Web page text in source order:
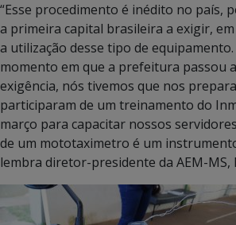
“Esse procedimento é inédito no país,
a primeira capital brasileira a exigir,
a utilização desse tipo de
momento em que a prefeitura passou
exigência, nós tivemos que nos
participaram de um treinamento do
março para capacitar nossos
de um mototaximetro é um
lembra diretor-presidente da AEM-MS,